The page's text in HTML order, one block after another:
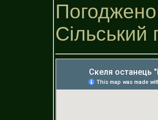
Сільський